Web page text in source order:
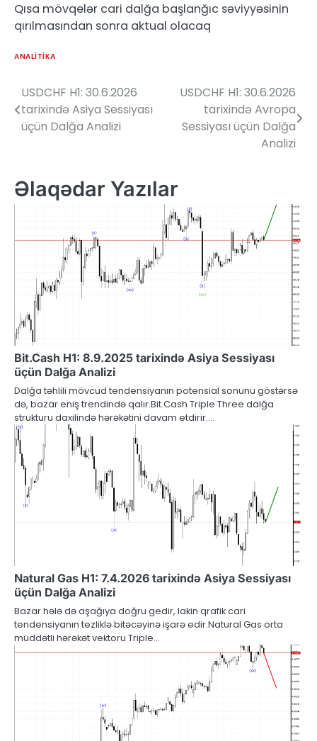
Qısa mövqelər cari dalğa başlanğıc səviyyəsinin
qırılmasından sonra aktual olacaq
ANALITIKA
Yazı
naviqasiyası
USDCHF H1: 30.6.2026
tarixində Asiya Sessiyası
üçün Dalğa Analizi
USDCHF H1: 30.6.2026
tarixində Avropa
Sessiyası üçün Dalğa
Analizi
Əlaqədar Yazılar
Bit.Cash H1: 8.9.2025 tarixində Asiya Sessiyası
üçün Dalğa Analizi
Dalğa təhlili mövcud tendensiyanın potensial sonunu göstərsə
də, bazar eniş trendində qalır.Bit.Cash Triple Three dalğa
strukturu daxilində hərəkətini davam etdirir.…
Natural Gas H1: 7.4.2026 tarixində Asiya Sessiyası
üçün Dalğa Analizi
Bazar hələ də aşağıya doğru gedir, lakin qrafik cari
tendensiyanın tezliklə bitəcəyinə işarə edir.Natural Gas orta
müddətli hərəkət vektoru Triple…